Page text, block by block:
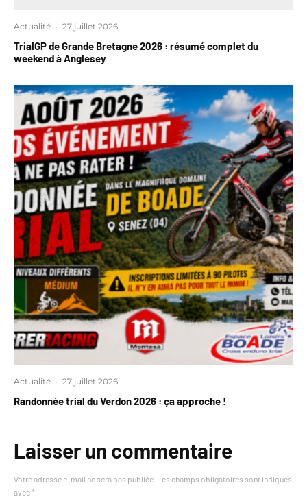
Actualité · 27 juillet 2026
TrialGP de Grande Bretagne 2026 : résumé complet du
weekend à Anglesey
Actualité · 27 juillet 2026
Randonnée trial du Verdon 2026 : ça approche !
Laisser un commentaire
Votre adresse e-mail ne sera pas publiée. Les champs obligatoires sont indiqués
avec *